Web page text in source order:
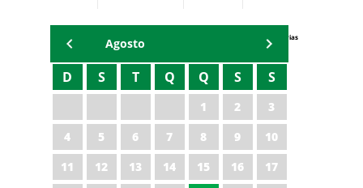
Agenda Secretárias
Agosto
D S T Q Q S S
1 2
3
4
5 6 7 8 9
10
11
12 13 14 15 16
17